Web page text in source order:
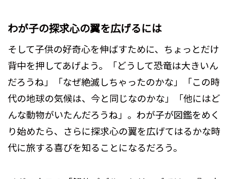
わが子の探求心の翼を広げるには
そして子供の好奇心を伸ばすために、ちょっとだけ
背中を押してあげよう。「どうして恐竜は大きいん
だろうね」「なぜ絶滅しちゃったのかな」「この時
代の地球の気候は、今と同じなのかな」「他にはど
んな動物がいたんだろうね」。わが子が図鑑をめく
り始めたら、さらに探求心の翼を広げてはるかな時
代に旅する喜びを知ることになるだろう。